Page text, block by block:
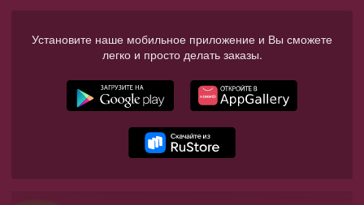
Установите наше мобильное приложение и Вы сможете
легко и просто делать заказы.